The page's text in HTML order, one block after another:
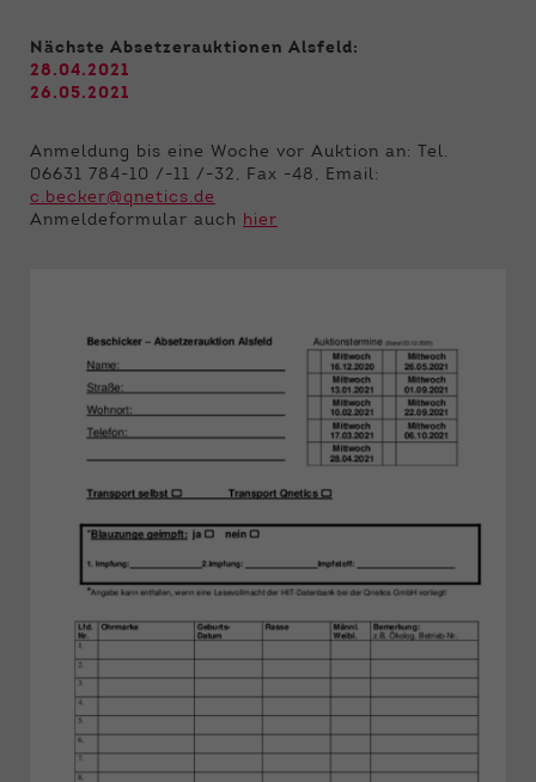
Nächste Absetzerauktionen Alsfeld:
28.04.2021
26.05.2021
Anmeldung bis eine Woche vor Auktion an: Tel.
06631 784-10 /-11 /-32, Fax -48, Email:
c.becker@qnetics.de
Anmeldeformular auch hier